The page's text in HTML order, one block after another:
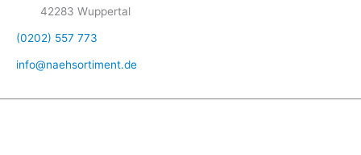
42283 Wuppertal
(0202) 557 773
info@naehsortiment.de